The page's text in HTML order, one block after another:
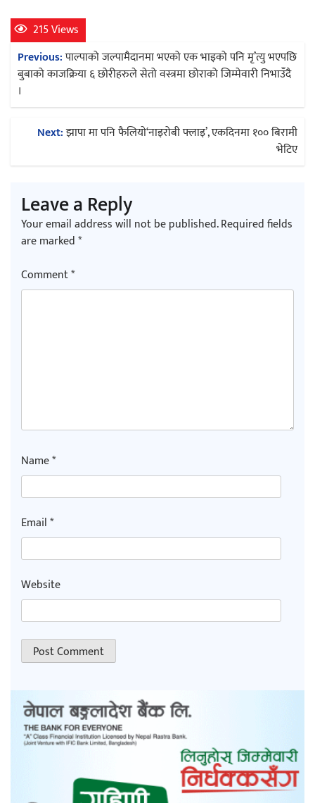
215 Views
Post
navigation
Previous:पाल्पाको जल्पामैदानमा भएको एक भाइको पनि मृ’त्यु भएपछि
बुबाको काजक्रिया ६ छोरीहरुले सेतो वस्त्रमा छोराको जिम्मेवारी निभाउँदै
।
Next:झापा मा पनि फैलियाे‘नाइरोबी फ्लाइ’, एकदिनमा १०० बिरामी
भेटिए
Leave a Reply
Your email address will not be published.Required fields
are marked*
Comment*
Name*
Email*
Website